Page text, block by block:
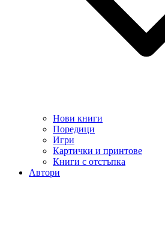
Нови книги
Поредици
Игри
Картички и принтове
Книги с отстъпка
Автори